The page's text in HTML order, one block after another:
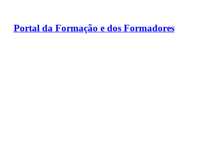
Portal da Formação e dos Formadores